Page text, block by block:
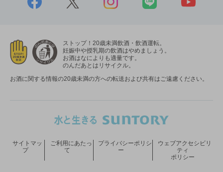
ストップ！20歳未満飲酒・飲酒運転。
妊娠中や授乳期の飲酒はやめましょう。
お酒はなによりも適量です。
のんだあとはリサイクル。
お酒に関する情報の20歳未満の方への転送および共有はご遠慮ください。
サイトマッ
プ
ご利用にあたっ
て
プライバシーポリシ
ー
ウェブアクセシビリ
ティ
ポリシー